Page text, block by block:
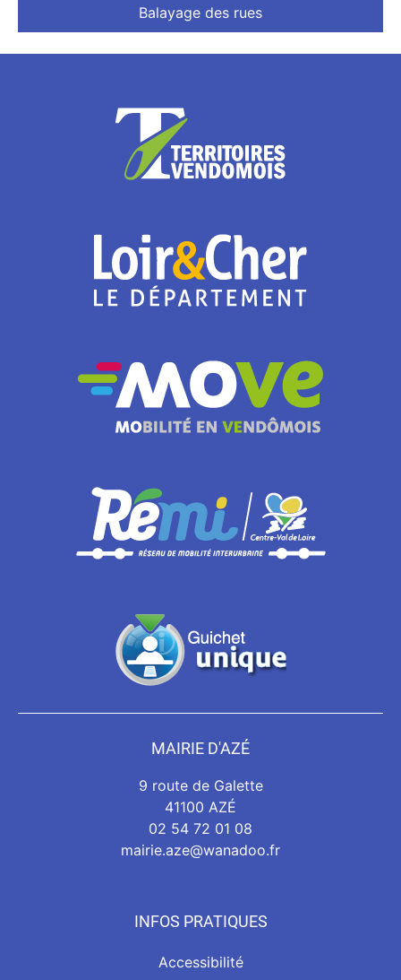
Balayage des rues
MAIRIE D'AZÉ
9 route de Galette
41100 AZÉ
02 54 72 01 08
mairie.aze@wanadoo.fr
INFOS PRATIQUES
Accessibilité